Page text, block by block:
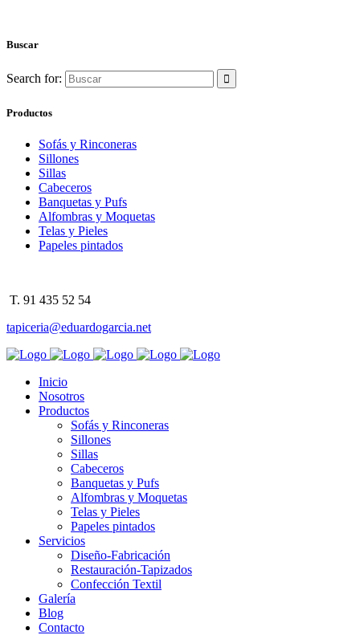
Buscar
Search for:
Productos
Sofás y Rinconeras
Sillones
Sillas
Cabeceros
Banquetas y Pufs
Alfombras y Moquetas
Telas y Pieles
Papeles pintados
T. 91 435 52 54
tapiceria@eduardogarcia.net
Inicio
Nosotros
Productos
Sofás y Rinconeras
Sillones
Sillas
Cabeceros
Banquetas y Pufs
Alfombras y Moquetas
Telas y Pieles
Papeles pintados
Servicios
Diseño-Fabricación
Restauración-Tapizados
Confección Textil
Galería
Blog
Contacto